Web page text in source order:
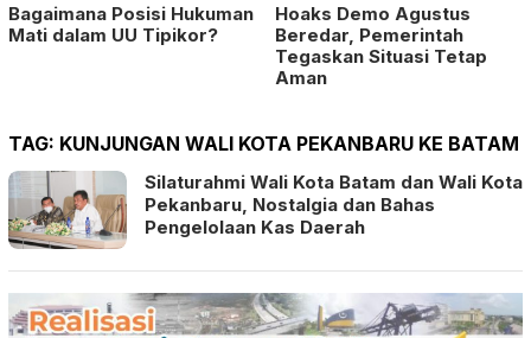
Bagaimana Posisi Hukuman
Mati dalam UU Tipikor?
Hoaks Demo Agustus
Beredar, Pemerintah
Tegaskan Situasi Tetap
Aman
TAG: KUNJUNGAN WALI KOTA PEKANBARU KE BATAM
Silaturahmi Wali Kota Batam dan Wali Kota
Pekanbaru, Nostalgia dan Bahas
Pengelolaan Kas Daerah